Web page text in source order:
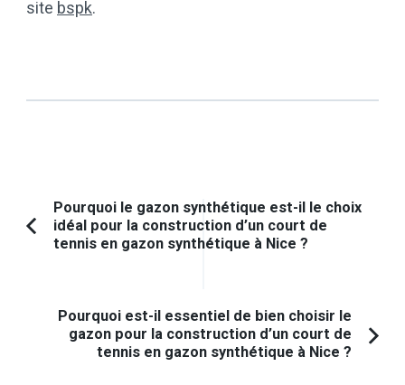
site bspk.
Navigation
d'article
Article
Pourquoi le gazon synthétique est-il le choix
idéal pour la construction d’un court de
tennis en gazon synthétique à Nice ?
Pourquoi est-il essentiel de bien choisir le
gazon pour la construction d’un court de
tennis en gazon synthétique à Nice ?